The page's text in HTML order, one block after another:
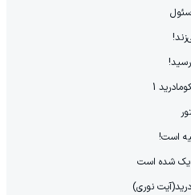
است!
شده است
نوری)